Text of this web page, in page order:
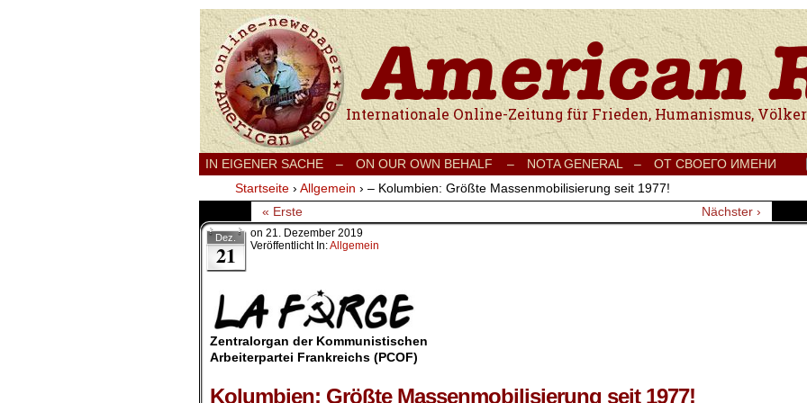
Internationale Onlinezeitung für Frieden, Humanismus, Völkerverständigung und
IN EIGENER SACHE – ON OUR OWN BEHALF – NOTA GENERAL – ОТ СВОЕГО ИМЕНИ
Startseite › Allgemein › – Kolumbien: Größte Massenmobilisierung seit 1977!
« Erste
Nächster ›
Dez.
21
on 21. Dezember 2019
Veröffentlicht In:Allgemein
Zentralorgan der Kommunistischen
Arbeiterpartei Frankreichs (PCOF)
Kolumbien: Größte Massenmobilisierung seit 1977!